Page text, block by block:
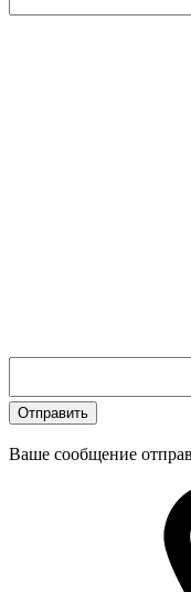
Отправить
Ваше сообщение